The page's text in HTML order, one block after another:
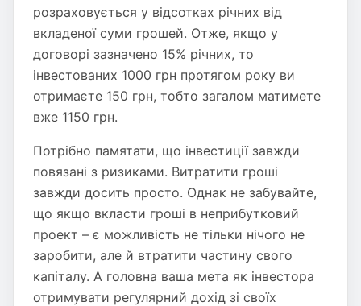
розраховується у відсотках річних від
вкладеної суми грошей. Отже, якщо у
договорі зазначено 15% річних, то
інвестованих 1000 грн протягом року ви
отримаєте 150 грн, тобто загалом матимете
вже 1150 грн.
Потрібно памятати, що інвестиції завжди
повязані з ризиками. Витратити гроші
завжди досить просто. Однак не забувайте,
що якщо вкласти гроші в неприбутковий
проект – є можливість не тільки нічого не
заробити, але й втратити частину свого
капіталу. А головна ваша мета як інвестора
отримувати регулярний дохід зі своїх